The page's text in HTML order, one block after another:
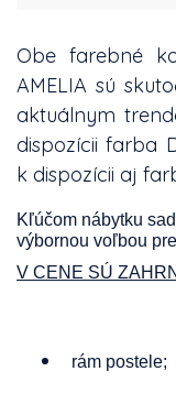
Obe farebné
AMELIA sú
aktuálnym
dispozícii farba
k dispozícii aj
Kľúčom nábytku
výbornou voľbou
V CENE SÚ
rám postele;